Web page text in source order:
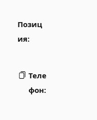
Позиц
ия:
Теле
фон: